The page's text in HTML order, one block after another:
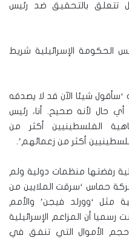
تتعلق بالتحقيق ضد رئيس
الحكومة الإسرائيلية شريط
شيئا الآن قد لا يصدقه
حال لأنه صحيح. أنا، رئيس
الفلسطينيين أكثر من
أكثر من زعمائهم’.
رفضتها منظمات دولية ولم
حماس ‘سرقت الملايين من
مثل ‘وورلد فيجن’ والأمم
رسميا أن المزاعم الإسرائيلية
الأموال التي تنفق في